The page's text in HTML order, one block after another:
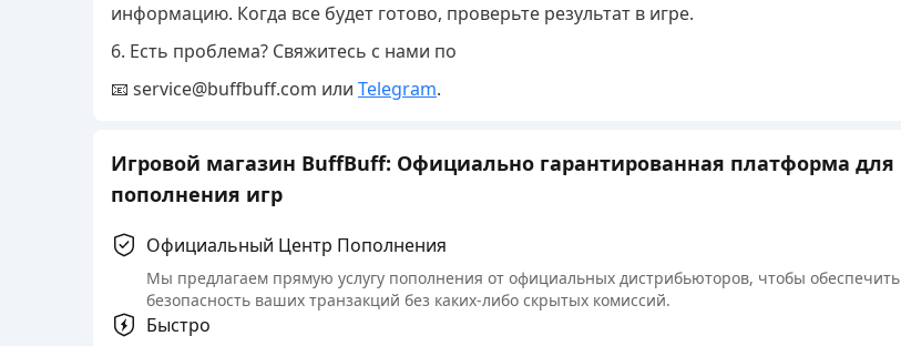
информацию. Когда все будет готово, проверьте результат в игре.
6. Есть проблема? Свяжитесь с нами по
📧 service@buffbuff.com или Telegram.
Игровой магазин BuffBuff: Официально гарантированная платформа для
пополнения игр
Официальный Центр Пополнения
Мы предлагаем прямую услугу пополнения от официальных дистрибьюторов, чтобы обеспечить
безопасность ваших транзакций без каких-либо скрытых комиссий.
Быстро